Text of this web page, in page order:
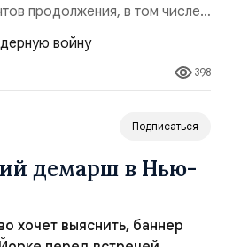
продолжения, в том числе
с применением
такого варианта
экспертный центр
претендующий на
По мнению аналитиков
м...
398
Подписаться
демарш в Нью-
хочет выяснить, баннер